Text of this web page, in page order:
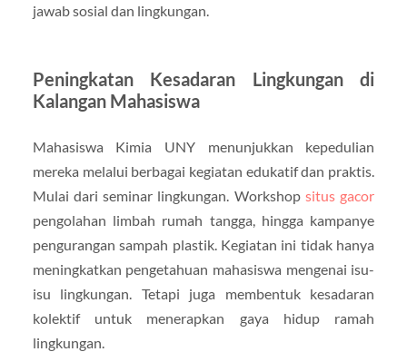
jawab sosial dan lingkungan.
Peningkatan Kesadaran Lingkungan di
Kalangan Mahasiswa
Mahasiswa Kimia UNY menunjukkan kepedulian
mereka melalui berbagai kegiatan edukatif dan praktis.
Mulai dari seminar lingkungan. Workshop situs gacor
pengolahan limbah rumah tangga, hingga kampanye
pengurangan sampah plastik. Kegiatan ini tidak hanya
meningkatkan pengetahuan mahasiswa mengenai isu-
isu lingkungan. Tetapi juga membentuk kesadaran
kolektif untuk menerapkan gaya hidup ramah
lingkungan.